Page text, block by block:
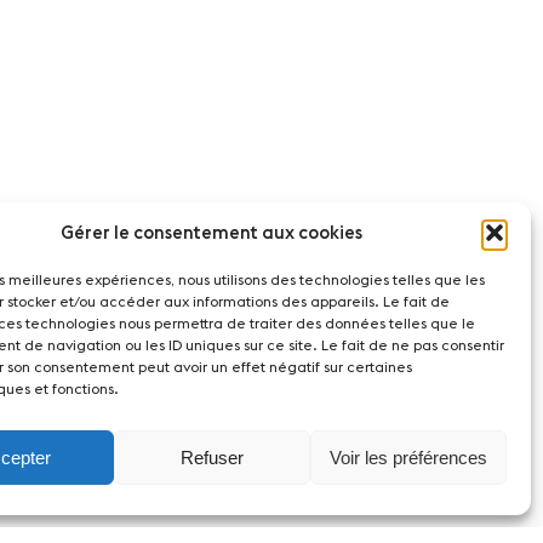
Gérer le consentement aux cookies
meilleures expériences, nous utilisons des technologies telles que les
stocker et/ou accéder aux informations des appareils. Le fait de
technologies nous permettra de traiter des données telles que le
de navigation ou les ID uniques sur ce site. Le fait de ne pas consentir
son consentement peut avoir un effet négatif sur certaines
et fonctions.
Refuser Voir les préférences